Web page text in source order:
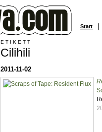
Start
ETIKETT
Cilihili
2011-11-02